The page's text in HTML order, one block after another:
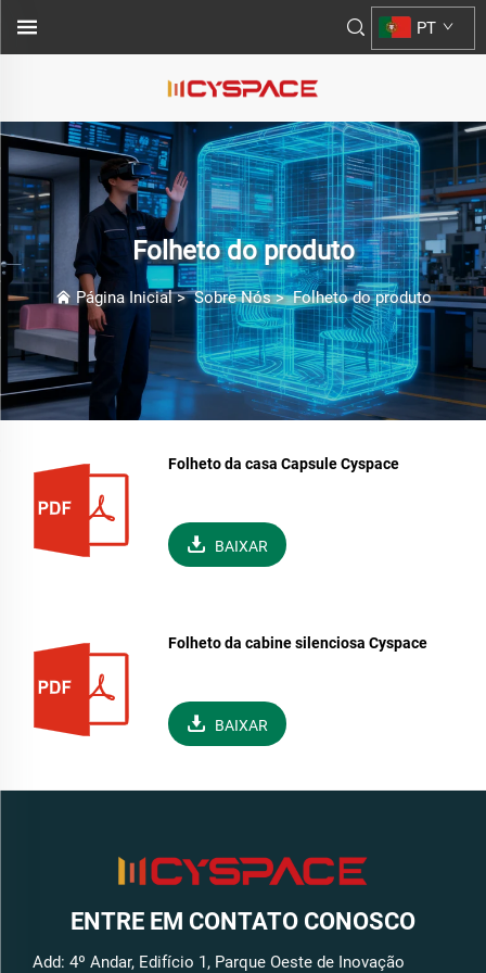
PT
Folheto do produto
Página Inicial>Sobre Nós>Folheto do produto
Folheto da casa Capsule Cyspace
BAIXAR
Folheto da cabine silenciosa Cyspace
BAIXAR
ENTRE EM CONTATO CONOSCO
Add: 4º Andar, Edifício 1, Parque Oeste de Inovação